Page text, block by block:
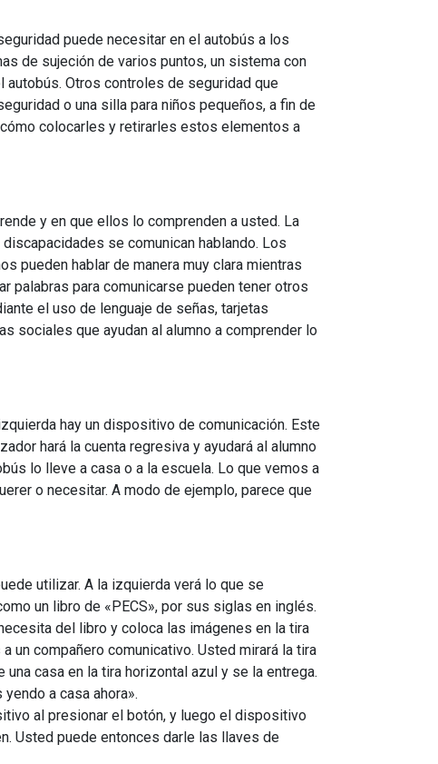
puede necesitar en el autobús a los
de sujeción de varios puntos, un sistema con
Otros controles de seguridad que
o una silla para niños pequeños, a fin de
colocarles y retirarles estos elementos a
y en que ellos lo comprenden a usted. La
se comunican hablando. Los
pueden hablar de manera muy clara mientras
palabras para comunicarse pueden tener otros
el uso de lenguaje de señas, tarjetas
sociales que ayudan al alumno a comprender lo
hay un dispositivo de comunicación. Este
hará la cuenta regresiva y ayudará al alumno
lo lleve a casa o a la escuela. Lo que vemos a
o necesitar. A modo de ejemplo, parece que
utilizar. A la izquierda verá lo que se
un libro de «PECS», por sus siglas en inglés.
del libro y coloca las imágenes en la tira
un compañero comunicativo. Usted mirará la tira
casa en la tira horizontal azul y se la entrega.
a casa ahora».
al presionar el botón, y luego el dispositivo
Usted puede entonces darle las llaves de